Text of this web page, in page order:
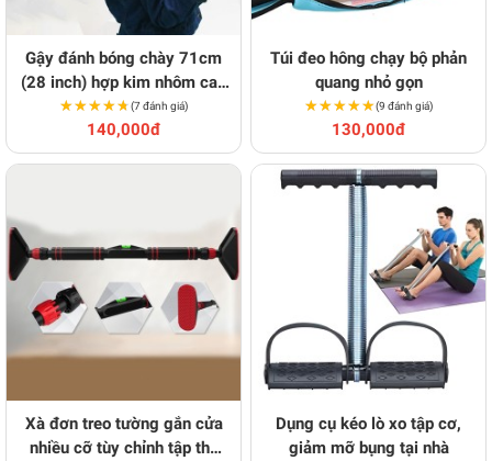
Gậy đánh bóng chày 71cm
(28 inch) hợp kim nhôm cao
cấp
★★★★★
★★★★★(7 đánh giá)
140,000đ
Túi đeo hông chạy bộ phản
quang nhỏ gọn
★★★★★
★★★★★(9 đánh giá)
130,000đ
Xà đơn treo tường gắn cửa
nhiều cỡ tùy chỉnh tập thể
Dụng cụ kéo lò xo tập cơ,
giảm mỡ bụng tại nhà